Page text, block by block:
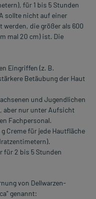
für 1 bis 5 Stunden
sollte nicht auf einer
die größer als 600
mal 20 cm) ist. Die
Eingriffen (z. B.
Betäubung der Haut
und Jugendlichen
aber nur unter Aufsicht
Fachpersonal.
Creme für jede Hautfläche
für 2 bis 5 Stunden
von Dellwarzen-
genannt: